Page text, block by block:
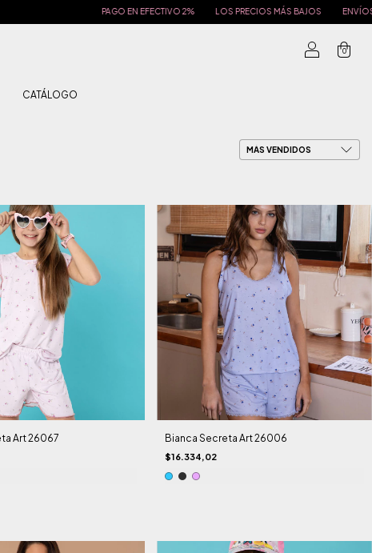
PAGO EN EFECTIVO 2% LOS PRECIOS MÁS BAJOS ENVÍOS A TODO EL PAÍS
0
CATÁLOGO
Art 26067 Bianca Secreta Art 26006
$16.334,02